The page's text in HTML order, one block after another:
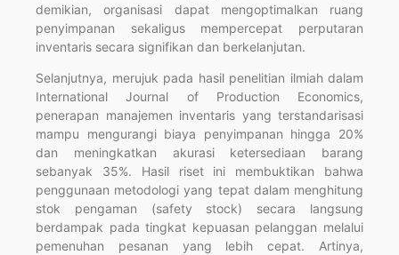
demikian, organisasi dapat mengoptimalkan ruang
penyimpanan sekaligus mempercepat perputaran
inventaris secara signifikan dan berkelanjutan.
Selanjutnya, merujuk pada hasil penelitian ilmiah dalam
International Journal of Production Economics,
penerapan manajemen inventaris yang terstandarisasi
mampu mengurangi biaya penyimpanan hingga 20%
dan meningkatkan akurasi ketersediaan barang
sebanyak 35%. Hasil riset ini membuktikan bahwa
penggunaan metodologi yang tepat dalam menghitung
stok pengaman (safety stock) secara langsung
berdampak pada tingkat kepuasan pelanggan melalui
pemenuhan pesanan yang lebih cepat. Artinya,